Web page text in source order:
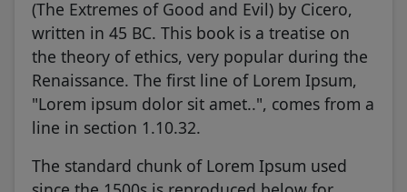
(The Extremes of Good and Evil) by Cicero,
written in 45 BC. This book is a treatise on
the theory of ethics, very popular during the
Renaissance. The first line of Lorem Ipsum,
"Lorem ipsum dolor sit amet..", comes from a
line in section 1.10.32.
The standard chunk of Lorem Ipsum used